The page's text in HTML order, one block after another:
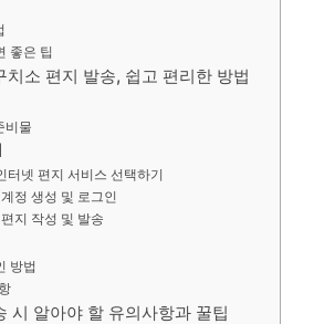
좋은 팁
치소 편지 발송, 쉽고 편리한 방법
비물
터넷 편지 서비스 선택하기
정 생성 및 로그인
지 작성 및 발송
방법
시 알아야 할 유의사항과 꿀팁